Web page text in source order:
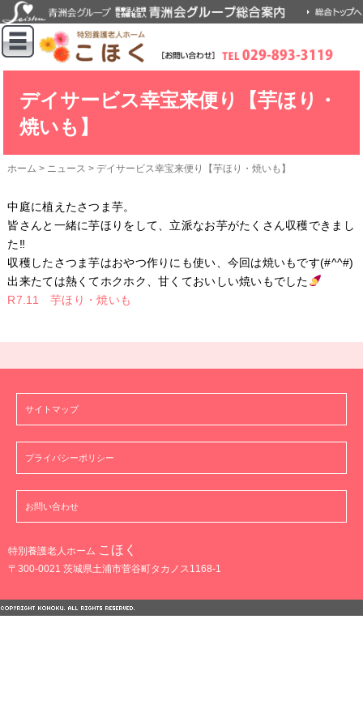
デイサービス幸宝来便り【芋ほり・
焼いも】
ホーム > ニュース >デイサービス幸宝来便り【芋ほり・焼いも】
中庭に植えたさつま芋。
皆さんと一緒に芋ほりをして、立派なお芋がたくさん収穫できまし
た‼
収穫したさつま芋はおやつ作りにも使い、今回は焼いもです(#^^#)
出来たては熱くてホクホク、甘くておいしい焼いもでした
R7.11 芋ほり・焼いも
サイトマップ
プライバシーポリシー
お問い合わせ
特別養護老人ホーム こほく
〒300-0021 茨城県土浦市菅谷町タカノス1168-1